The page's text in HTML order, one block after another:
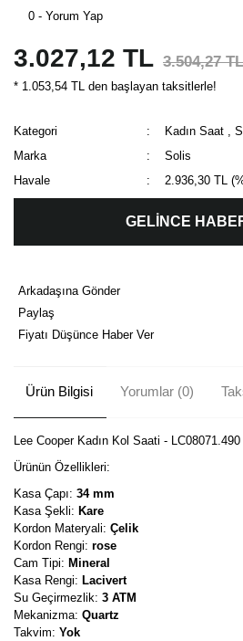
0 - Yorum Yap
3.027,12 TL 3.504,27 TL
* 1.053,54 TL den başlayan taksitlerle!
Kategori Kadın Saat ,
Marka
Solis
Havale
2.936,30 TL
GELİNCE
Arkadaşına Gönder
Paylaş
Fiyatı Düşünce Haber Ver
Ürün Bilgisi Yorumlar (0)
Lee Cooper Kadın Kol Saati - LC08071.490
Ürünün Özellikleri:
Kasa Çapı: 34 mm
Kasa Şekli: Kare
Kordon Materyali: Çelik
Kordon Rengi: rose
Cam Tipi: Mineral
Kasa Rengi: Lacivert
Su Geçirmezlik: 3 ATM
Mekanizma: Quartz
Takvim: Yok